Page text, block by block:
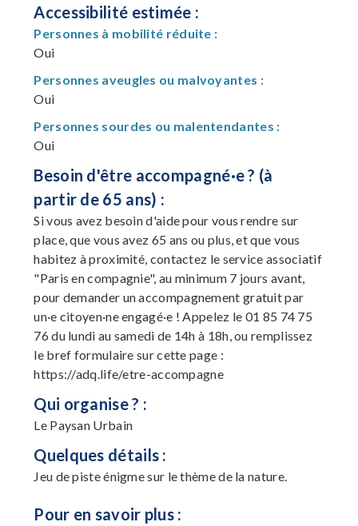
Accessibilité estimée :
Personnes à mobilité réduite :
Oui
Personnes aveugles ou malvoyantes :
Oui
Personnes sourdes ou malentendantes :
Oui
Besoin d'être accompagné·e ? (à
partir de 65 ans) :
Si vous avez besoin d'aide pour vous rendre sur
place, que vous avez 65 ans ou plus, et que vous
habitez à proximité, contactez le service associatif
"Paris en compagnie", au minimum 7 jours avant,
pour demander un accompagnement gratuit par
un·e citoyen·ne engagé·e ! Appelez le 01 85 74 75
76 du lundi au samedi de 14h à 18h, ou remplissez
le bref formulaire sur cette page :
https://adq.life/etre-accompagne
Qui organise ? :
Le Paysan Urbain
Quelques détails :
Jeu de piste énigme sur le thème de la nature.
Pour en savoir plus :